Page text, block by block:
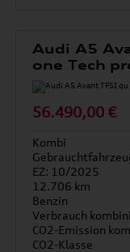
Audi A5
one Tech
56.490,00 €
Kombi
EZ: 10/2025
12.706 km
Benzin
Verbrauch
CO2-Emission
CO2-Klasse